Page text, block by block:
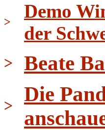
>
Demo
der
> Beate
>
Die